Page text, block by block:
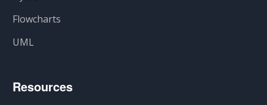
Flowcharts
UML
Resources